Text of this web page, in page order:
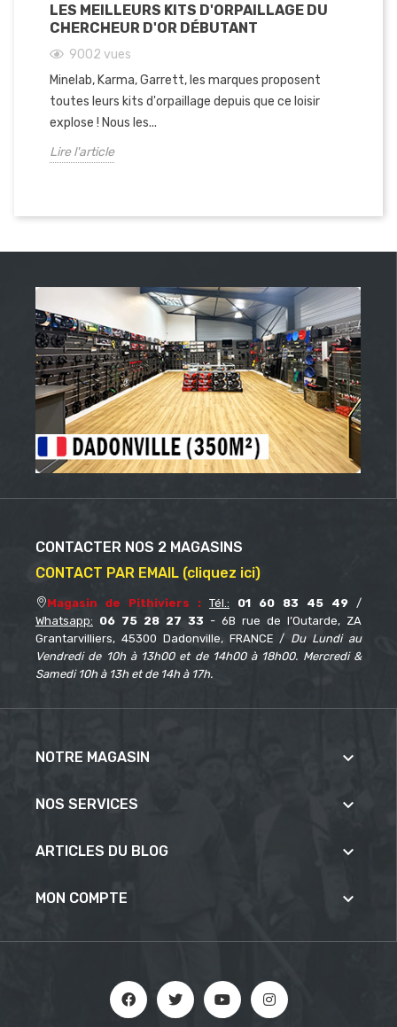
LES MEILLEURS KITS D'ORPAILLAGE DU
CHERCHEUR D'OR DÉBUTANT
9002 vues
Minelab, Karma, Garrett, les marques proposent
toutes leurs kits d'orpaillage depuis que ce loisir
explose ! Nous les...
Lire l'article
CONTACTER NOS 2 MAGASINS
CONTACT PAR EMAIL (cliquez ici)
Magasin de Pithiviers : Tél.: 01 60 83 45 49 /
Whatsapp: 06 75 28 27 33 - 6B rue de l’Outarde, ZA
Grantarvilliers, 45300 Dadonville, FRANCE / Du Lundi au
Vendredi de 10h à 13h00 et de 14h00 à 18h00. Mercredi &
Samedi 10h à 13h et de 14h à 17h.
NOTRE MAGASIN 
NOS SERVICES 
ARTICLES DU BLOG 
MON COMPTE 